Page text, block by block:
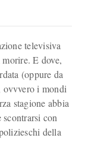
televisiva
E dove,
(oppure da
ovvvero i mondi
stagione abbia
scontrarsi con
della